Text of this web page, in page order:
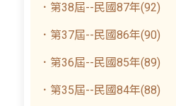
．第38屆--民國87年(92)
．第37屆--民國86年(90)
．第36屆--民國85年(89)
．第35屆--民國84年(88)